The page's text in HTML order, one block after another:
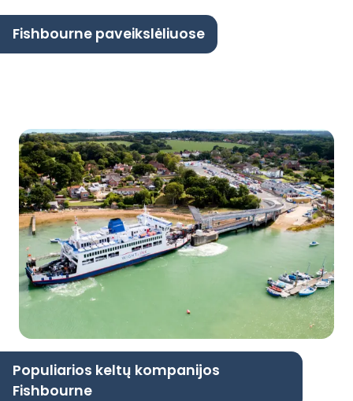
Fishbourne paveikslėliuose
Populiarios keltų kompanijos
Fishbourne